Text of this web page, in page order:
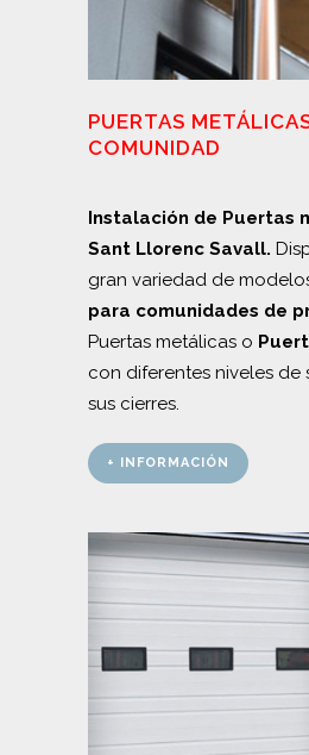
PUERTAS
COMUNIDAD
Instalación de Puertas
Sant Llorenc Savall.
gran variedad de
para comunidades de
Puertas metálicas o
con diferentes niveles de
sus cierres.
+ INFORMACIÓN